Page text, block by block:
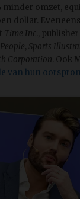
minder omzet,
dollar.
Time Inc
.,
People Sports
Corporation . Ook
van hun